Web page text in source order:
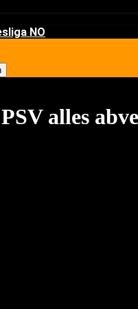
NO
alles